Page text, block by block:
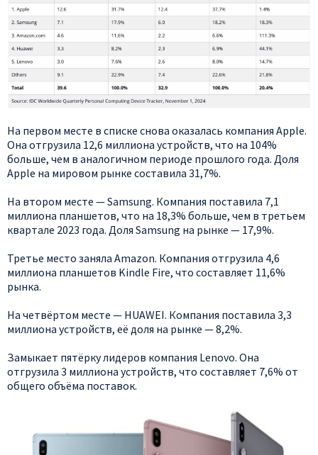
На первом месте в списке снова оказалась компания Apple.
Она отгрузила 12,6 миллиона устройств, что на 104%
больше, чем в аналогичном периоде прошлого года. Доля
Apple на мировом рынке составила 31,7%.
На втором месте — Samsung. Компания поставила 7,1
миллиона планшетов, что на 18,3% больше, чем в третьем
квартале 2023 года. Доля Samsung на рынке — 17,9%.
Третье место заняла Amazon. Компания отгрузила 4,6
миллиона планшетов Kindle Fire, что составляет 11,6%
рынка.
На четвёртом месте — HUAWEI. Компания поставила 3,3
миллиона устройств, её доля на рынке — 8,2%.
Замыкает пятёрку лидеров компания Lenovo. Она
отгрузила 3 миллиона устройств, что составляет 7,6% от
общего объёма поставок.